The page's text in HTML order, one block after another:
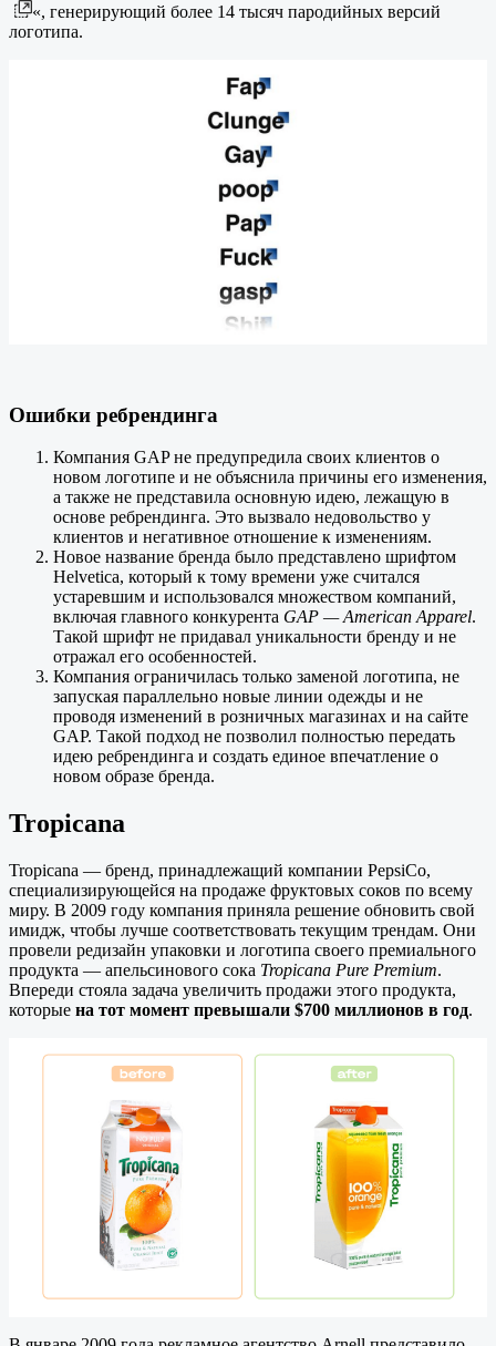
«, генерирующий более 14 тысяч пародийных версий
логотипа.
Ошибки ребрендинга
Компания GAP не предупредила своих клиентов о
новом логотипе и не объяснила причины его изменения,
а также не представила основную идею, лежащую в
основе ребрендинга. Это вызвало недовольство у
клиентов и негативное отношение к изменениям.
Новое название бренда было представлено шрифтом
Helvetica, который к тому времени уже считался
устаревшим и использовался множеством компаний,
включая главного конкурента GAP — American Apparel.
Такой шрифт не придавал уникальности бренду и не
отражал его особенностей.
Компания ограничилась только заменой логотипа, не
запуская параллельно новые линии одежды и не
проводя изменений в розничных магазинах и на сайте
GAP. Такой подход не позволил полностью передать
идею ребрендинга и создать единое впечатление о
новом образе бренда.
Tropicana
Tropicana — бренд, принадлежащий компании PepsiCo,
специализирующейся на продаже фруктовых соков по всему
миру. В 2009 году компания приняла решение обновить свой
имидж, чтобы лучше соответствовать текущим трендам. Они
провели редизайн упаковки и логотипа своего премиального
продукта — апельсинового сока Tropicana Pure Premium.
Впереди стояла задача увеличить продажи этого продукта,
которые на тот момент превышали $700 миллионов в год.